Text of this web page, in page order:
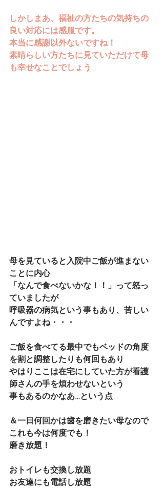
しかしまあ、福祉の方たちの気持ちの
良い対応には感服です。
本当に感謝以外ないですね！
素晴らしい方たちに見ていただけて母
も幸せなことでしょう
母を見ていると入院中ご飯が進まない
ことに内心
「なんで食べないかな！！」って怒っ
ていましたが
呼吸器の病気という事もあり、苦しい
んですよね・・・
ご飯を食べてる最中でもベッドの角度
を割と調整したりも何回もあり
やはりここは在宅にしていた方が看護
師さんの手を煩わせないという
事もあるのかなあ…という点
＆一日何回かは歯を磨きたい母なので
これも今は何度でも！
磨き放題！
おトイレも交換し放題
お友達にも電話し放題